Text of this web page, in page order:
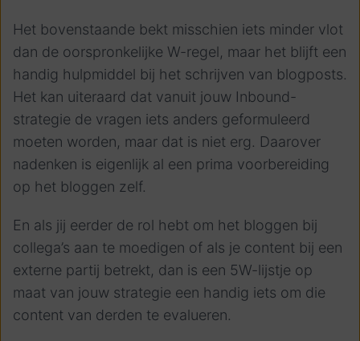
Het bovenstaande bekt misschien iets minder vlot
dan de oorspronkelijke W-regel, maar het blijft een
handig hulpmiddel bij het schrijven van blogposts.
Het kan uiteraard dat vanuit jouw Inbound-
strategie de vragen iets anders geformuleerd
moeten worden, maar dat is niet erg. Daarover
nadenken is eigenlijk al een prima voorbereiding
op het bloggen zelf.
En als jij eerder de rol hebt om het bloggen bij
collega’s aan te moedigen of als je content bij een
externe partij betrekt, dan is een 5W-lijstje op
maat van jouw strategie een handig iets om die
content van derden te evalueren.